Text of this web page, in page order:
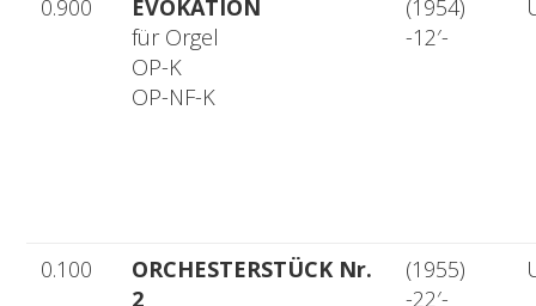
0.900
EVOKATION
für Orgel
OP-K
OP-NF-K
(1954)
-12′-
0.100
ORCHESTERSTÜCK Nr.
2
(1955)
-22′-